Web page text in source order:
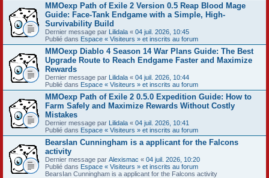
MMOexp Path of Exile 2 Version 0.5 Reap Blood Mage
Guide: Face-Tank Endgame with a Simple, High-
Survivability Build
Dernier message par Lilidala « 04 juil. 2026, 10:45
Publié dans Espace « Visiteurs » et inscrits au forum
MMOexp Diablo 4 Season 14 War Plans Guide: The Best
Upgrade Route to Reach Endgame Faster and Maximize
Rewards
Dernier message par Lilidala « 04 juil. 2026, 10:44
Publié dans Espace « Visiteurs » et inscrits au forum
MMOexp Path of Exile 2 0.5.0 Expedition Guide: How to
Farm Safely and Maximize Rewards Without Costly
Mistakes
Dernier message par Lilidala « 04 juil. 2026, 10:41
Publié dans Espace « Visiteurs » et inscrits au forum
BearsIan Cunningham is a applicant for the Falcons
activity
Dernier message par Alexismac « 04 juil. 2026, 10:20
Publié dans Espace « Visiteurs » et inscrits au forum
BearsIan Cunningham is a applicant for the Falcons activity